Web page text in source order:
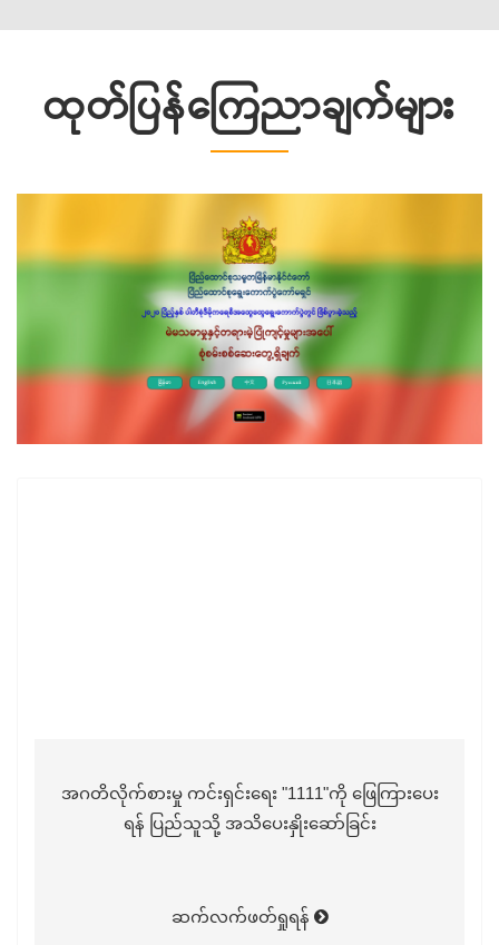
ထုတ်ပြန်ကြေညာချက်များ
အဂတိလိုက်စားမှု ကင်းရှင်းရေး "1111"ကို ဖြေကြားပေး
ရန် ပြည်သူသို့ အသိပေးနှိုးဆော်ခြင်း
ဆက်လက်ဖတ်ရှုရန်